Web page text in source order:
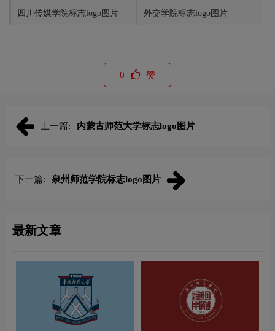
四川传媒学院标志logo图片 外交学院标志logo图片
0 赞
上一篇: 内蒙古师范大学标志logo图片
下一篇: 泉州师范学院标志logo图片
最新文章